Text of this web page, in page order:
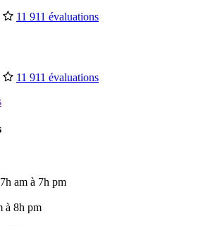
11 911 évaluations
11 911 évaluations
am à 7h pm
à 8h pm